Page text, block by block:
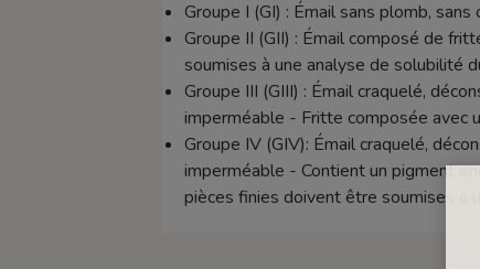
Groupe I (GI) : Émail sans plomb, sans
Groupe II (GII) : Émail composé de
soumises à une analyse de solubilité
Groupe III (GIII) : Émail craquelé,
imperméable - Fritte composée avec
Groupe IV (GIV): Émail craquelé,
imperméable - Contient un pigment
pièces finies doivent être soumises à